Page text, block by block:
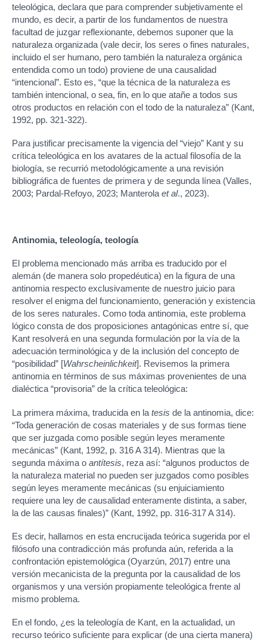
teleológica, declara que para comprender subjetivamente el
mundo, es decir, a partir de los fundamentos de nuestra
facultad de juzgar reflexionante, debemos suponer que la
naturaleza organizada (vale decir, los seres o fines naturales,
incluido el ser humano, pero también la naturaleza orgánica
entendida como un todo) proviene de una causalidad
“intencional”. Esto es, “que la técnica de la naturaleza es
también intencional, o sea, fin, en lo que atañe a todos sus
otros productos en relación con el todo de la naturaleza” (Kant,
1992, pp. 321-322).
Para justificar precisamente la vigencia del “viejo” Kant y su
crítica teleológica en los avatares de la actual filosofía de la
biología, se recurrió metodológicamente a una revisión
bibliográfica de fuentes de primera y de segunda línea (Valles,
2003; Pardal-Refoyo, 2023; Manterola et al., 2023).
Antinomia, teleología, teología
El problema mencionado más arriba es traducido por el
alemán (de manera solo propedéutica) en la figura de una
antinomia respecto exclusivamente de nuestro juicio para
resolver el enigma del funcionamiento, generación y existencia
de los seres naturales. Como toda antinomia, este problema
lógico consta de dos proposiciones antagónicas entre sí, que
Kant resolverá en una segunda formulación por la vía de la
adecuación terminológica y de la inclusión del concepto de
“posibilidad” [Wahrscheinlichkeit]. Revisemos la primera
antinomia en términos de sus máximas provenientes de una
dialéctica “provisoria” de la crítica teleológica:
La primera máxima, traducida en la tesis de la antinomia, dice:
“Toda generación de cosas materiales y de sus formas tiene
que ser juzgada como posible según leyes meramente
mecánicas” (Kant, 1992, p. 316 A 314). Mientras que la
segunda máxima o antítesis, reza así: “algunos productos de
la naturaleza material no pueden ser juzgados como posibles
según leyes meramente mecánicas (su enjuiciamiento
requiere una ley de causalidad enteramente distinta, a saber,
la de las causas finales)” (Kant, 1992, pp. 316-317 A 314).
Es decir, hallamos en esta encrucijada teórica sugerida por el
filósofo una contradicción más profunda aún, referida a la
confrontación epistemológica (Oyarzún, 2017) entre una
versión mecanicista de la pregunta por la causalidad de los
organismos y una versión propiamente teleológica frente al
mismo problema.
En el fondo, ¿es la teleología de Kant, en la actualidad, un
recurso teórico suficiente para explicar (de una cierta manera)